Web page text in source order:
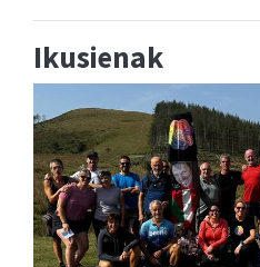
Ikusienak